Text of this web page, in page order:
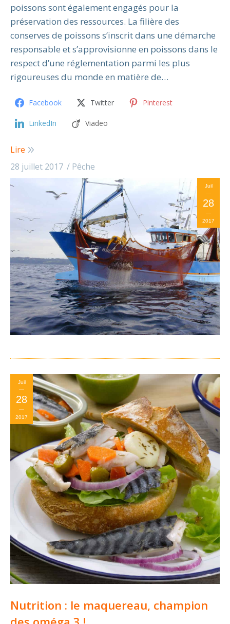
poissons sont également engagés pour la
préservation des ressources. La filière des
conserves de poissons s’inscrit dans une démarche
responsable et s’approvisionne en poissons dans le
respect d’une réglementation parmi les plus
rigoureuses du monde en matière de…
Facebook Twitter Pinterest
LinkedIn Viadeo
Lire
28 juillet 2017
Pêche
Juil
28
2017
Juil
28
2017
Nutrition : le maquereau, champion